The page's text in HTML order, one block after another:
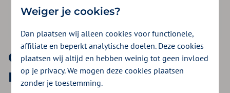
Goed verzekerd bij Zilveren
Kruis
Weiger je cookies?
Dan plaatsen wij alleen cookies voor functionele,
affiliate en beperkt analytische doelen. Deze cookies
plaatsen wij altijd en hebben weinig tot geen invloed
op je privacy. We mogen deze cookies plaatsen
zonder je toestemming.